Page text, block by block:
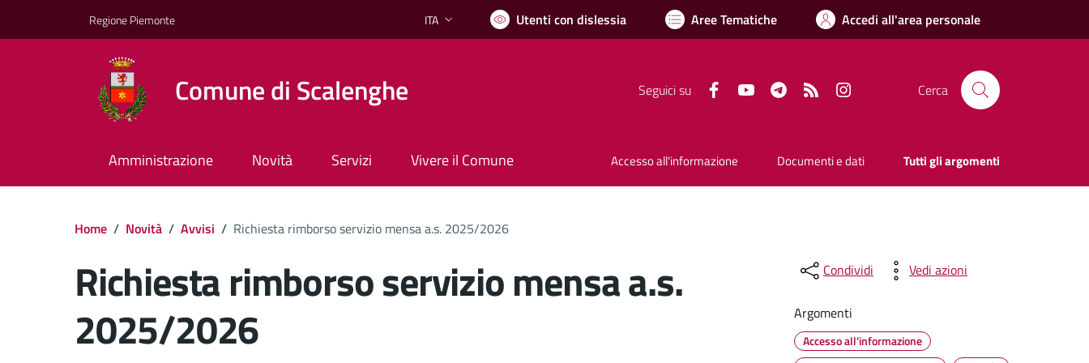
Regione Piemonte Lingua attiva:
ITA Utenti con dislessia Aree Tematiche Accedi all'area personale
Comune di Scalenghe Seguici su FacebookYouTube TelegramRSS Cerca
Amministrazione Novità Servizi Vivere il Comune Accesso all'informazione Documenti e dati Tutti gli argomenti
Home / Novità / Avvisi / Richiesta rimborso servizio mensa a.s. 2025/2026
Richiesta rimborso servizio mensa a.s.
2025/2026
Condividi Vedi azioni
Argomenti
Accesso all'informazione